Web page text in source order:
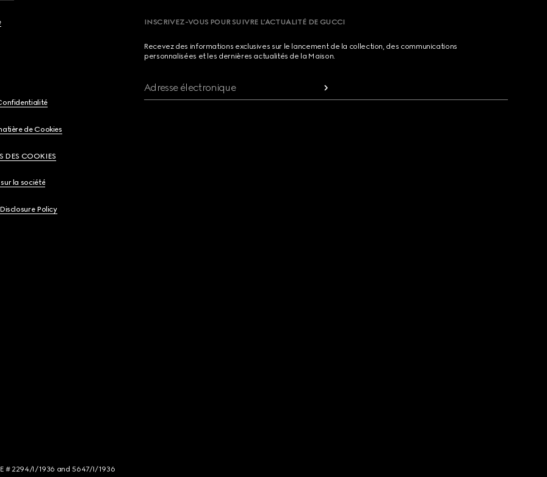
de Cookies
DES COOKIES
la société
Policy
INSCRIVEZ-VOUS POUR SUIVRE L’ACTUALITÉ DE GUCCI
Recevez des informations exclusives sur le lancement de la collection, des communications
personnalisées et les dernières actualités de la Maison.
Adresse électronique
# 2294/I/1936 and 5647/I/1936